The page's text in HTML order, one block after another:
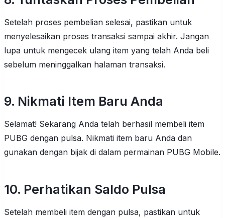
Setelah proses pembelian selesai, pastikan untuk
menyelesaikan proses transaksi sampai akhir. Jangan
lupa untuk mengecek ulang item yang telah Anda beli
sebelum meninggalkan halaman transaksi.
9. Nikmati Item Baru Anda
Selamat! Sekarang Anda telah berhasil membeli item
PUBG dengan pulsa. Nikmati item baru Anda dan
gunakan dengan bijak di dalam permainan PUBG Mobile.
10. Perhatikan Saldo Pulsa
Setelah membeli item dengan pulsa, pastikan untuk